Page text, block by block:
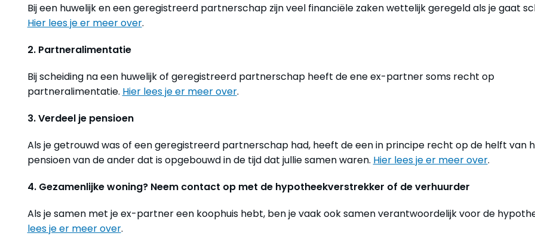
Bij een huwelijk en een geregistreerd partnerschap zijn veel financiële zaken wettelijk geregeld als je gaat
Hier lees je er meer over.
2. Partneralimentatie
Bij scheiding na een huwelijk of geregistreerd partnerschap heeft de ene ex-partner soms recht op
partneralimentatie. Hier lees je er meer over.
3. Verdeel je pensioen
Als je getrouwd was of een geregistreerd partnerschap had, heeft de een in principe recht op de helft van
pensioen van de ander dat is opgebouwd in de tijd dat jullie samen waren. Hier lees je er meer over.
4. Gezamenlijke woning? Neem contact op met de hypotheekverstrekker of de verhuurder
Als je samen met je ex-partner een koophuis hebt, ben je vaak ook samen verantwoordelijk voor de
lees je er meer over.